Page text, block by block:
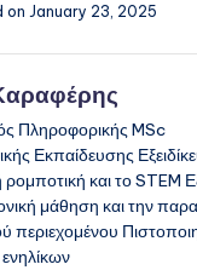
January 23, 2025
Πληροφορικής MSc
Εκπαίδευσης
ρομποτική και το STEM
μάθηση και την
περιεχομένου